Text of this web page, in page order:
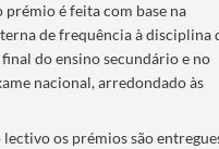
é feita com base na
de frequência à disciplina
do ensino secundário e no
nacional, arredondado às
os prémios são